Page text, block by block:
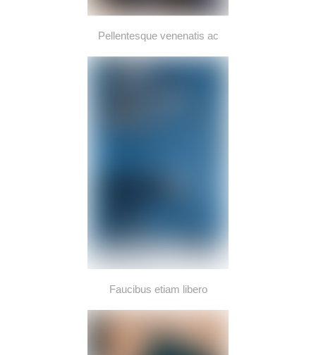
Pellentesque venenatis ac
Faucibus etiam libero